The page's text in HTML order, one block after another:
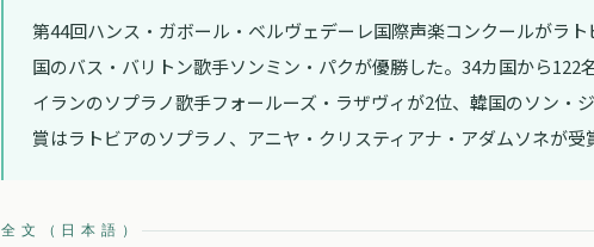
第44回ハンス・ガボール・ベルヴェデーレ国際声楽コンクールがラ
国のバス・バリトン歌手ソンミン・パクが優勝した。34カ国から122
イランのソプラノ歌手フォールーズ・ラザヴィが2位、韓国のソン・
賞はラトビアのソプラノ、アニヤ・クリスティアナ・アダムソネが受
全文（日本語）